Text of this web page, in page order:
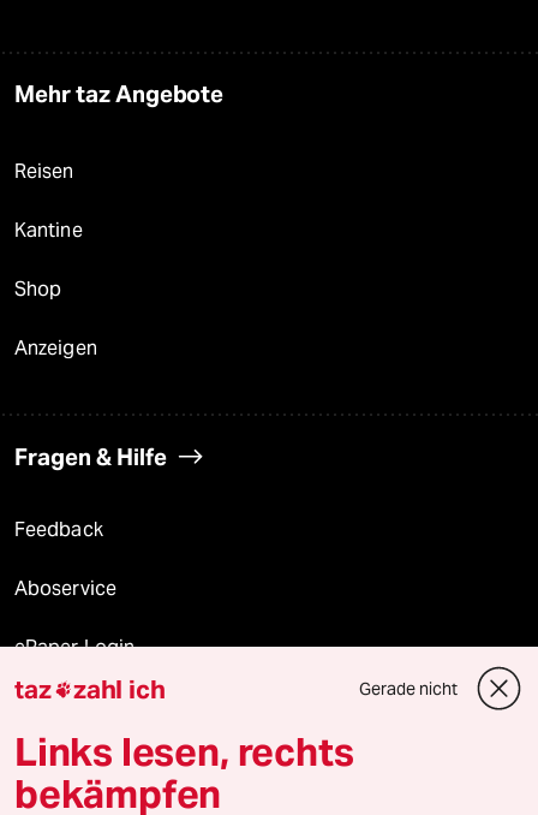
Mehr taz Angebote
Reisen
Kantine
Shop
Anzeigen
Fragen & Hilfe
Feedback
Aboservice
ePaper Login
Downloads für Abonnierende
taz zahl ich Gerade nicht
Links lesen, rechts
bekämpfen